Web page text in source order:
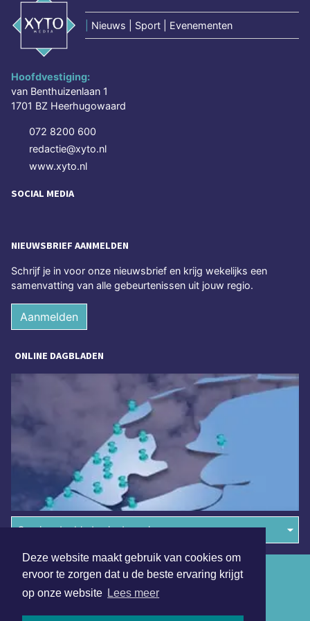
Deze website maakt gebruik van cookies om
ervoor te zorgen dat u de beste ervaring krijgt
op onze website Lees meer
Nieuws | Sport | Evenementen
Hoofdvestiging:
van Benthuizenlaan 1
1701 BZ Heerhugowaard
072 8200 600
redactie@xyto.nl
www.xyto.nl
SOCIAL MEDIA
NIEUWSBRIEF AANMELDEN
Schrijf je in voor onze nieuwsbrief en krijg wekelijks een
samenvatting van alle gebeurtenissen uit jouw regio.
Aanmelden
ONLINE DAGBLADEN
Overige dagbladen in de regio
Algemene voorwaarden
Disclaimer